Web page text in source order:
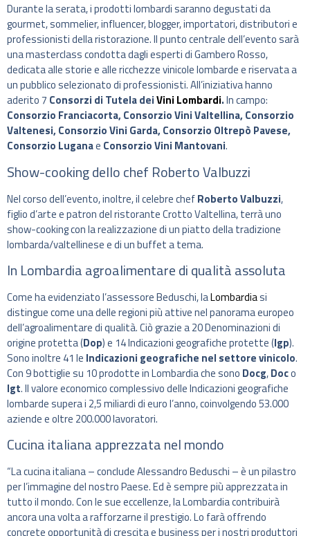
Durante la serata, i prodotti lombardi saranno degustati da
gourmet, sommelier, influencer, blogger, importatori, distributori e
professionisti della ristorazione. Il punto centrale dell’evento sarà
una masterclass condotta dagli esperti di Gambero Rosso,
dedicata alle storie e alle ricchezze vinicole lombarde e riservata a
un pubblico selezionato di professionisti. All’iniziativa hanno
aderito 7 Consorzi di Tutela deiVini Lombardi.In campo:
Consorzio Franciacorta, Consorzio Vini Valtellina, Consorzio
Valtenesi, Consorzio Vini Garda, Consorzio Oltrepò Pavese,
Consorzio Luganae Consorzio Vini Mantovani.
Show-cooking dello chef Roberto Valbuzzi
Nel corso dell’evento, inoltre, il celebre chefRoberto Valbuzzi,
figlio d’arte e patron del ristorante Crotto Valtellina, terrà uno
show-cooking con la realizzazione di un piatto della tradizione
lombarda/valtellinese e di un buffet a tema.
In Lombardia agroalimentare di qualità assoluta
Come ha evidenziato l’assessore Beduschi, laLombardiasi
distingue come una delle regioni più attive nel panorama europeo
dell’agroalimentare di qualità. Ciò grazie a 20 Denominazioni di
origine protetta (Dop) e 14 Indicazioni geografiche protette (Igp).
Sono inoltre 41 le Indicazioni geografiche nel settore vinicolo.
Con 9 bottiglie su 10 prodotte in Lombardia che sono Docg,Doco
Igt. Il valore economico complessivo delle Indicazioni geografiche
lombarde supera i 2,5 miliardi di euro l’anno, coinvolgendo 53.000
aziende e oltre 200.000 lavoratori.
Cucina italiana apprezzata nel mondo
“La cucina italiana – conclude Alessandro Beduschi – è un pilastro
per l’immagine del nostro Paese. Ed è sempre più apprezzata in
tutto il mondo. Con le sue eccellenze, la Lombardia contribuirà
ancora una volta a rafforzarne il prestigio. Lo farà offrendo
concrete opportunità di crescita e business per i nostri produttori